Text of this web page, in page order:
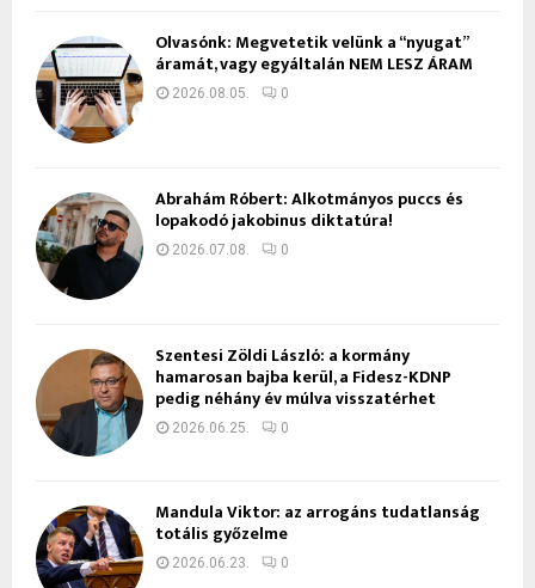
Olvasónk: Megvetetik velünk a “nyugat”
áramát, vagy egyáltalán NEM LESZ ÁRAM
2026.08.05. 0
Ábrahám Róbert: Alkotmányos puccs és
lopakodó jakobinus diktatúra!
2026.07.08. 0
Szentesi Zöldi László: a kormány
hamarosan bajba kerül, a Fidesz-KDNP
pedig néhány év múlva visszatérhet
2026.06.25. 0
Mandula Viktor: az arrogáns tudatlanság
totális győzelme
2026.06.23. 0